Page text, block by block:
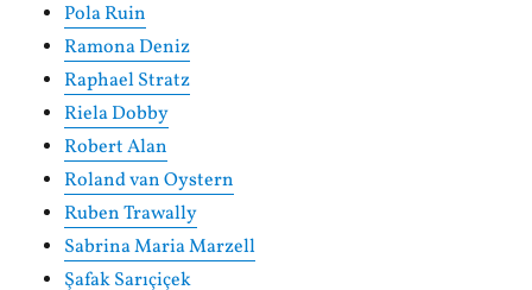
Pola Ruin
Ramona Deniz
Raphael Stratz
Riela Dobby
Robert Alan
Roland van Oystern
Ruben Trawally
Sabrina Maria Marzell
Şafak Sarıçiçek